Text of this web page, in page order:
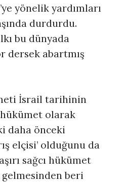
yönelik yardımları
durdurdu.
bu dünyada
dersek abartmış
İsrail tarihinin
hükümet olarak
daha önceki
elçisi’ olduğunu da
sağcı hükümet
gelmesinden beri